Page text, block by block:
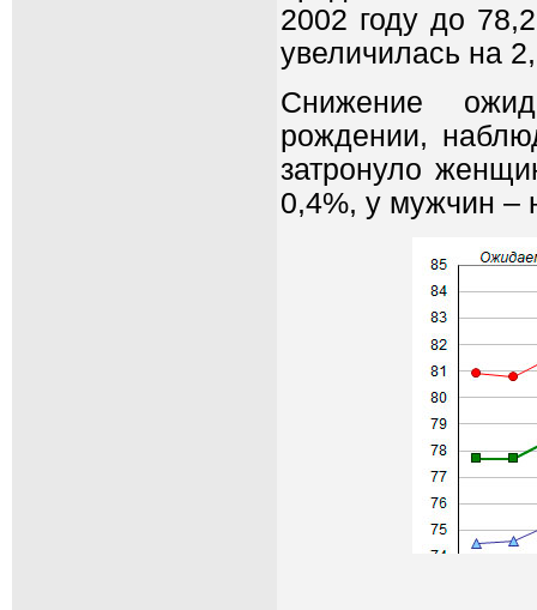
2002 году до
увеличилась на
Снижение
рождении,
затронуло
0,4%, у мужчин –